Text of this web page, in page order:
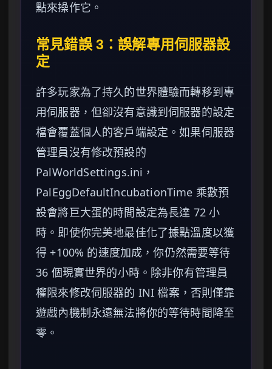
點來操作它。
常見錯誤 3：誤解專用伺服器設
定
許多玩家為了持久的世界體驗而轉移到專
用伺服器，但卻沒有意識到伺服器的設定
檔會覆蓋個人的客戶端設定。如果伺服器
管理員沒有修改預設的
PalWorldSettings.ini，
PalEggDefaultIncubationTime 乘數預
設會將巨大蛋的時間設定為長達 72 小
時。即使你完美地最佳化了據點溫度以獲
得 +100% 的速度加成，你仍然需要等待
36 個現實世界的小時。除非你有管理員
權限來修改伺服器的 INI 檔案，否則僅靠
遊戲內機制永遠無法將你的等待時間降至
零。